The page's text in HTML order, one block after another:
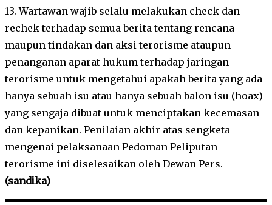
13. Wartawan wajib selalu melakukan check dan
rechek terhadap semua berita tentang rencana
maupun tindakan dan aksi terorisme ataupun
penanganan aparat hukum terhadap jaringan
terorisme untuk mengetahui apakah berita yang ada
hanya sebuah isu atau hanya sebuah balon isu (hoax)
yang sengaja dibuat untuk menciptakan kecemasan
dan kepanikan. Penilaian akhir atas sengketa
mengenai pelaksanaan Pedoman Peliputan
terorisme ini diselesaikan oleh Dewan Pers.
(sandika)